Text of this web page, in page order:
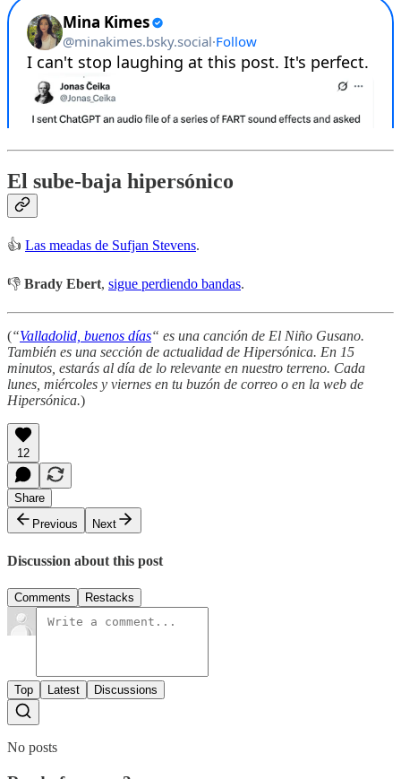
El sube-baja hipersónico
👍 Las meadas de Sufjan Stevens.
👎 Brady Ebert, sigue perdiendo bandas.
(“Valladolid, buenos días“ es una canción de El Niño Gusano.
También es una sección de actualidad de Hipersónica. En 15
minutos, estarás al día de lo relevante en nuestro terreno. Cada
lunes, miércoles y viernes en tu buzón de correo o en la web de
Hipersónica.)
12
Share
Previous
Next
Discussion about this post
Comments Restacks
Top Latest Discussions
No posts